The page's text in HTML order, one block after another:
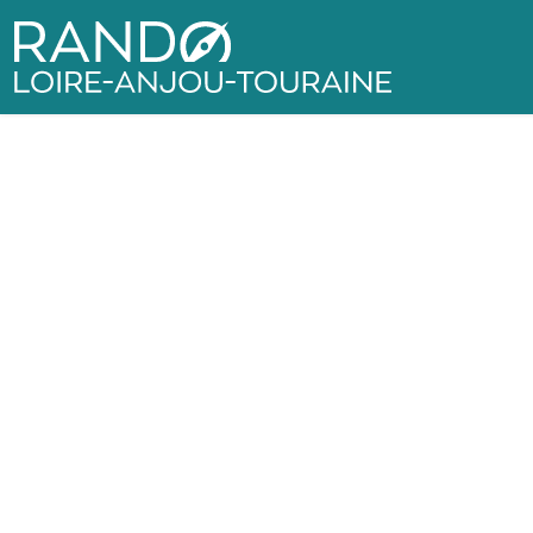
Rando Loire-Anjou-Touraine